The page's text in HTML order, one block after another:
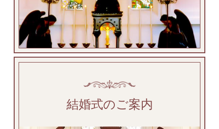
結婚式のご案内